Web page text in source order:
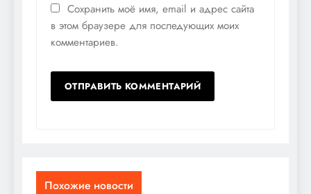
Сохранить моё имя, email и адрес сайта
в этом браузере для последующих моих
комментариев.
Похожие новости